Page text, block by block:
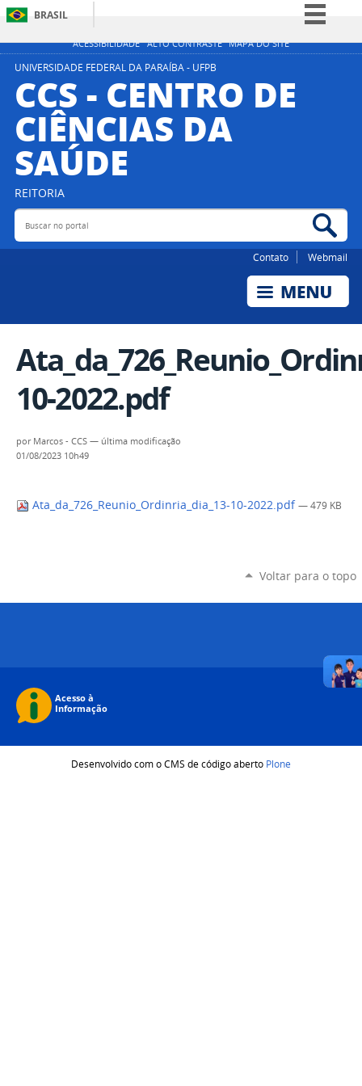
ACESSIBILIDADE ALTO CONTRASTE MAPA DO SITE
BRASIL
Simplifique!
Participe
Acesso à informação
Legislação
UNIVERSIDADE FEDERAL DA PARAÍBA - UFPB
CCS - CENTRO DE
CIÊNCIAS DA
SAÚDE
REITORIA
Buscar no portal
Contato Webmail
10-2022.pdf
por Marcos - CCS — última modificação
01/08/2023 10h49
Ata_da_726_Reunio_Ordinria_dia_13-10-2022.pdf — 479 KB
Voltar para o topo
Desenvolvido com o CMS de código aberto Plone